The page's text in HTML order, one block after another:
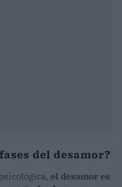
del desamor?
el desamor es